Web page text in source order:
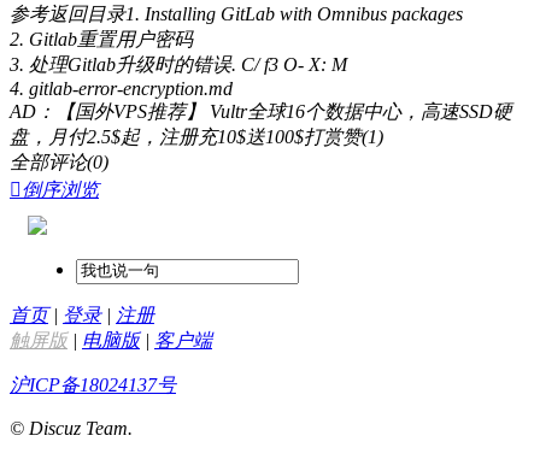
参考返回目录1. Installing GitLab with Omnibus packages
2. Gitlab重置用户密码
3. 处理Gitlab升级时的错误. C/ f3 O- X: M
4. gitlab-error-encryption.md
AD：【国外VPS推荐】 Vultr全球16个数据中心，高速SSD硬
盘，月付2.5$起，注册充10$送100$打赏赞(1)
全部评论(0)
倒序浏览
首页| 登录| 注册
触屏版| 电脑版| 客户端
沪ICP备18024137号
© Discuz Team.